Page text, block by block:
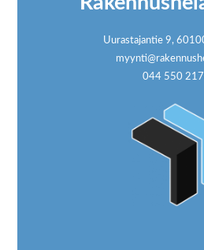
Uurastajantie 9,
044 550